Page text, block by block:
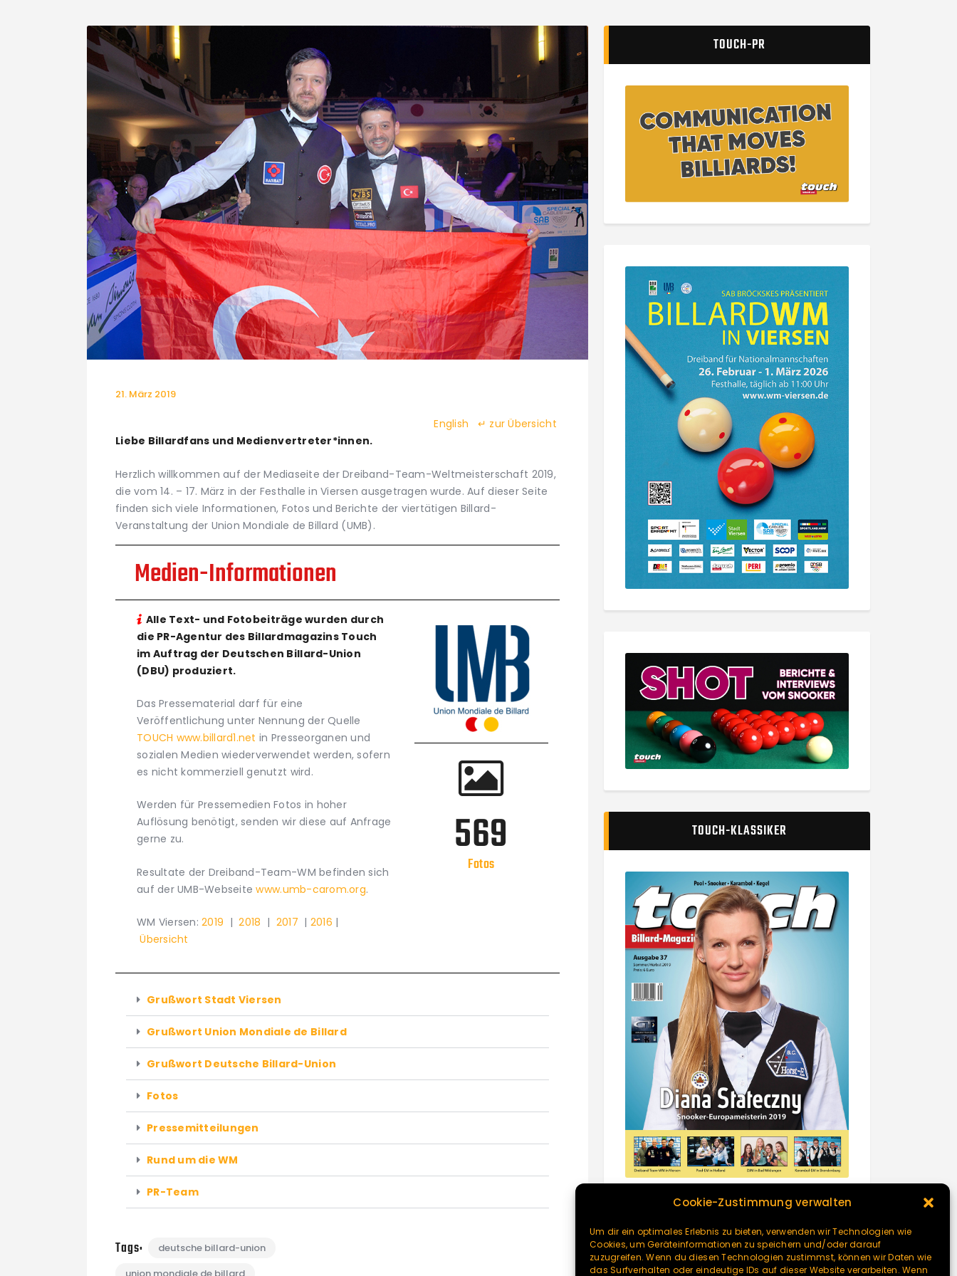
Cookie-Zustimmung verwalten
Um dir ein optimales Erlebnis zu bieten, verwenden wir Technologien wie
Cookies, um Geräteinformationen zu speichern und/oder darauf
zuzugreifen. Wenn du diesen Technologien zustimmst, können wir Daten wie
das Surfverhalten oder eindeutige IDs auf dieser Website verarbeiten. Wenn
21. März 2019
English
↵ zur Übersicht
Liebe Billardfans und Medienvertreter*innen.
Herzlich willkommen auf der Mediaseite der Dreiband-Team-Weltmeisterschaft 2019,
die vom 14. – 17. März in der Festhalle in Viersen ausgetragen wurde. Auf dieser Seite
finden sich viele Informationen, Fotos und Berichte der viertätigen Billard-
Veranstaltung der Union Mondiale de Billard (UMB).
Medien-Informationen
Alle Text- und Fotobeiträge wurden durch
die PR-Agentur des Billardmagazins Touch
im Auftrag der Deutschen Billard-Union
(DBU) produziert.
Das Pressematerial darf für eine
Veröffentlichung unter Nennung der Quelle
TOUCH www.billard1.net in Presseorganen und
sozialen Medien wiederverwendet werden, sofern
es nicht kommerziell genutzt wird.
Werden für Pressemedien Fotos in hoher
Auflösung benötigt, senden wir diese auf Anfrage
gerne zu.
Resultate der Dreiband-Team-WM befinden sich
auf der UMB-Webseitewww.umb-carom.org.
WM Viersen:2019 |2018 | 2017 | 2016 |
Übersicht
569
Fotos
Grußwort Stadt Viersen
Grußwort Union Mondiale de Billard
Grußwort Deutsche Billard-Union
Fotos
Pressemitteilungen
Rund um die WM
PR-Team
Tags:
deutsche billard-union
union mondiale de billard
TOUCH-PR
TOUCH-KLASSIKER